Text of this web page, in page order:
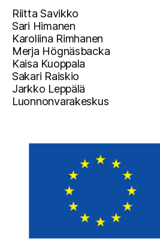
Riitta Savikko
Sari Himanen
Karoliina Rimhanen
Merja Högnäsbacka
Kaisa Kuoppala
Sakari Raiskio
Jarkko Leppälä
Luonnonvarakeskus